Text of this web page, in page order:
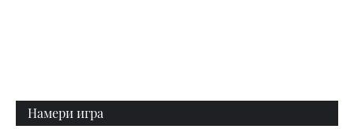
Намери игра